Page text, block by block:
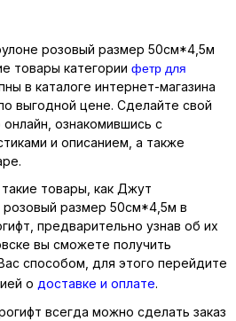
розовый размер 50см*4,5м
товары категории фетр для
в каталоге интернет-магазина
выгодной цене. Сделайте свой
ознакомившись с
и описанием, а также
товары, как Джут
розовый размер 50см*4,5м в
предварительно узнав об их
вы сможете получить
способом, для этого перейдите
о доставке и оплате.
всегда можно сделать заказ